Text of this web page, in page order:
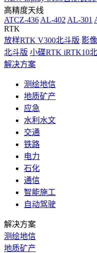
高精度天线
ATCZ-436 AL-402 AL-301
RTK
放样RTK V300北斗版 影
北斗版 小碟RTK iRTK10
解决方案
测绘地信
地质矿产
应急
水利水文
交通
铁路
电力
石化
通信
智能施工
自动驾驶
解决方案
测绘地信
地质矿产